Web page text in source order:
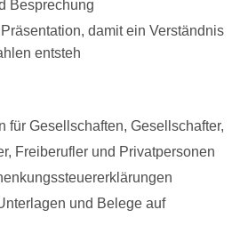
Besprechung
damit ein Verständnis
entsteh
für Gesellschaften, Gesellschafter,
Freiberufler und Privatpersonen
und Belege auf